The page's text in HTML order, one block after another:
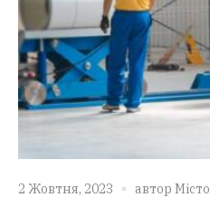
2 Жовтня, 2023 автор Місто